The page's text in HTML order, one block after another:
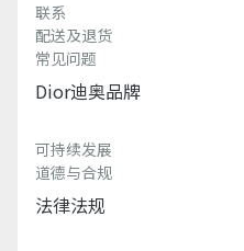
联系
配送及退货
常见问题
Dior迪奥品牌
可持续发展
道德与合规
法律法规